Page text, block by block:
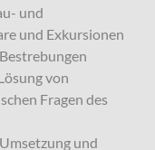
und
und Exkursionen
von
Fragen des
und